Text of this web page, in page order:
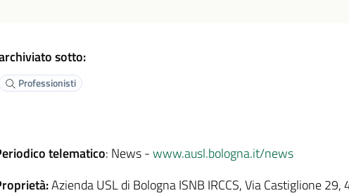
sotto:
Professionisti
telematico: News -www.ausl.bologna.it/news
Azienda USL di Bologna ISNB IRCCS, Via Castiglione